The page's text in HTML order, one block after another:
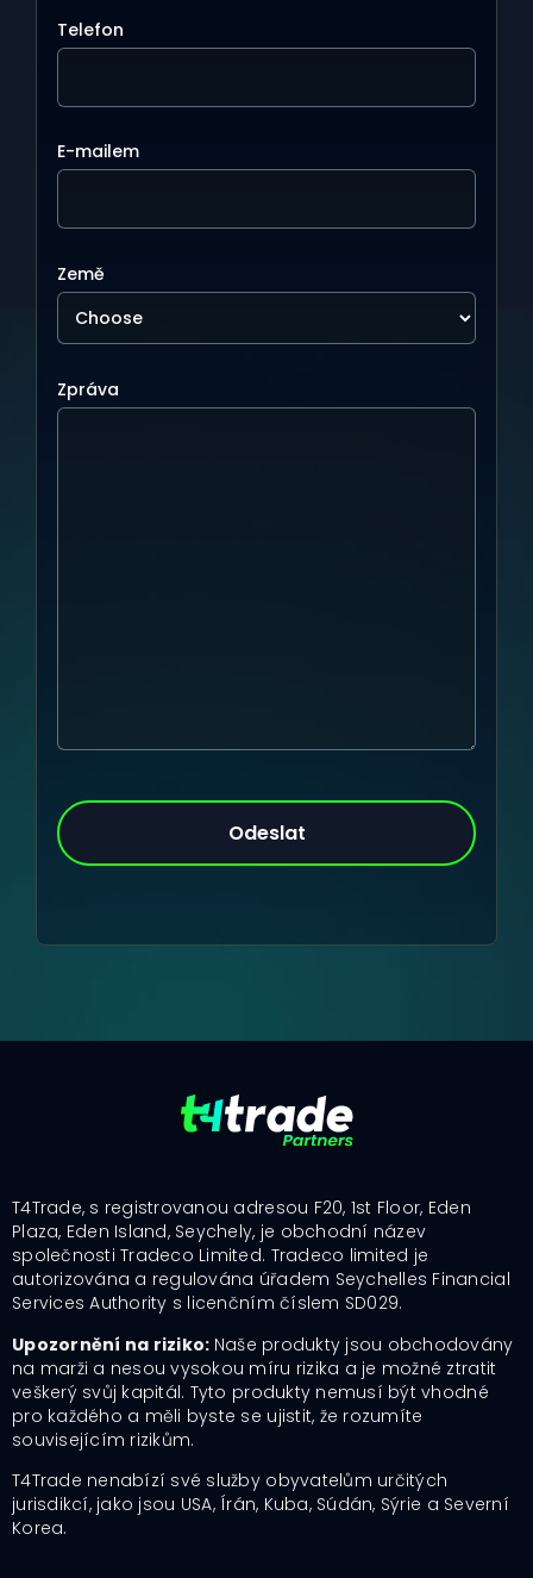
Telefon
E-mailem
Země
Zpráva
T4Trade, s registrovanou adresou F20, 1st Floor, Eden
Plaza, Eden Island, Seychely, je obchodní název
společnosti Tradeco Limited. Tradeco limited je
autorizována a regulována úřadem Seychelles Financial
Services Authority s licenčním číslem SD029.
Upozornění na riziko: Naše produkty jsou obchodovány
na marži a nesou vysokou míru rizika a je možné ztratit
veškerý svůj kapitál. Tyto produkty nemusí být vhodné
pro každého a měli byste se ujistit, že rozumíte
souvisejícím rizikům.
T4Trade nenabízí své služby obyvatelům určitých
jurisdikcí, jako jsou USA, Írán, Kuba, Súdán, Sýrie a Severní
Korea.